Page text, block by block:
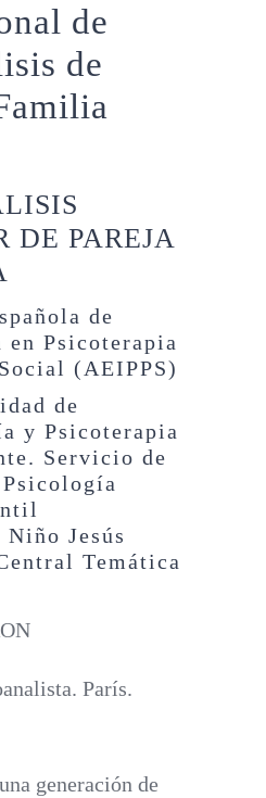
de
de
DE PAREJA
de
Psicoterapia
(AEIPPS)
de
y Psicoterapia
Servicio de
Jesús
Temática
París.
generación de